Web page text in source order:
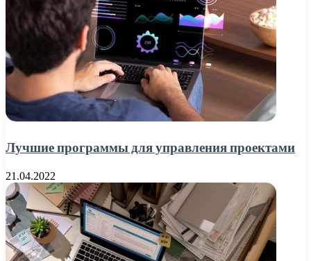
Лучшие программы для управления проектами
21.04.2022